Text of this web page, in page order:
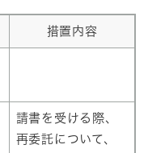
措置内容
請書を受ける際、
再委託について、